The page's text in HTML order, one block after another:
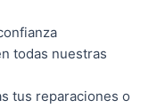
todas nuestras
tus reparaciones o